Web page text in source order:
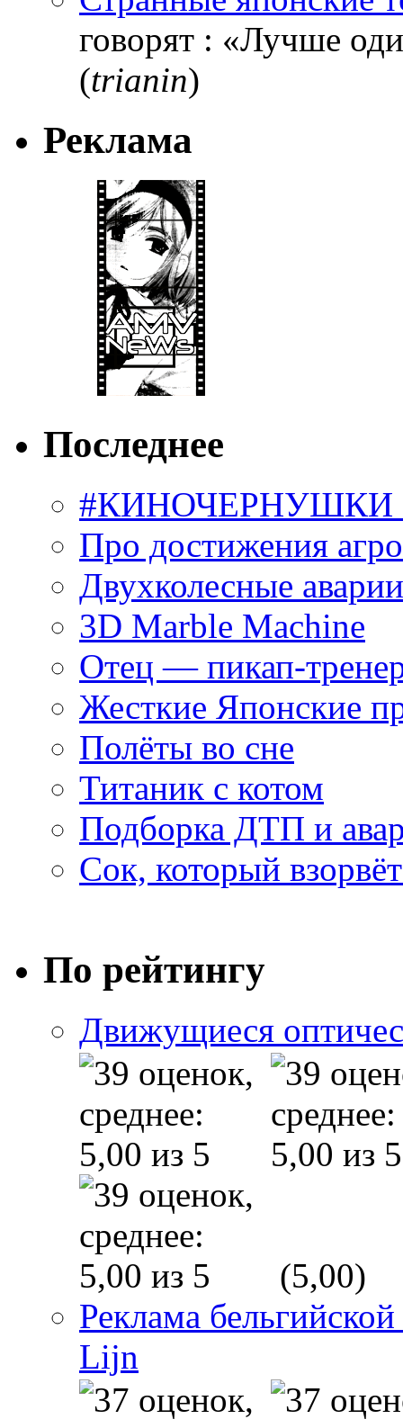
говорят : «Лучше
(trianin)
Реклама
Последнее
#КИНОЧЕРНУШКИ
Про достижения
Двухколесные
3D Marble Machine
Отец — пикап-
Жесткие Японские
Полёты во сне
Титаник с котом
Подборка ДТП и
Сок, который
По рейтингу
Движущиеся
(5,00)
Реклама
Lijn